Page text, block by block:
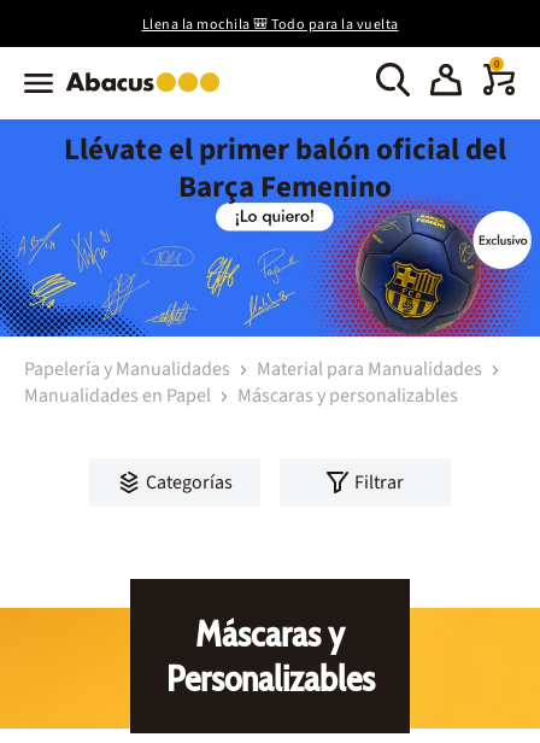
Llena la mochila 🎒 Todo para la vuelta
0
Llévate el primer balón oficial del
Barça Femenino
Papelería y Manualidades
Material para Manualidades
Manualidades en Papel
Máscaras y personalizables
Categorías Filtrar
Máscaras y
Personalizables